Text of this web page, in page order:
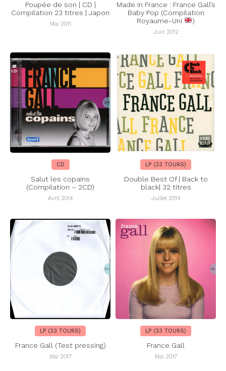
Poupée de son | CD |
Compilation 23 titres | Japon
Mai 2011
Made in France : France Gall’s
Baby Pop (Compilation
Royaume-Uni
)
Juin 2012
CD
Salut les copains
(Compilation – 2CD)
Avril 2014
LP (33 TOURS)
Double Best Of | Back to
black| 32 titres
Juillet 2014
LP (33 TOURS)
France Gall (Test pressing)
Mai 2017
LP (33 TOURS)
France Gall
Mai 2017